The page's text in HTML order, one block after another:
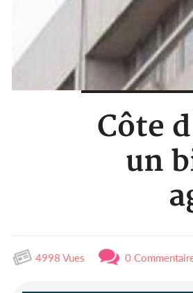
Côte
un
4998 Vues 0